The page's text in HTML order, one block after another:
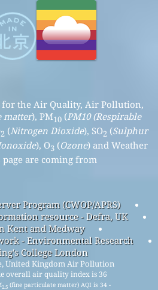
for the Air Quality, Air Pollution,
matter), PM10(PM10 (Respirable
2 (Nitrogen Dioxide), SO2 (Sulphur
), O3 (Ozone ) and Weather
page are coming from:
Program (CWOP/APRS)
resource - Defra, UK
Kent and Medway
- Environmental Research
College London
United Kingdom Air Pollution
overall air quality index is 36
2.5(fine particulate matter) AQI is 34 -